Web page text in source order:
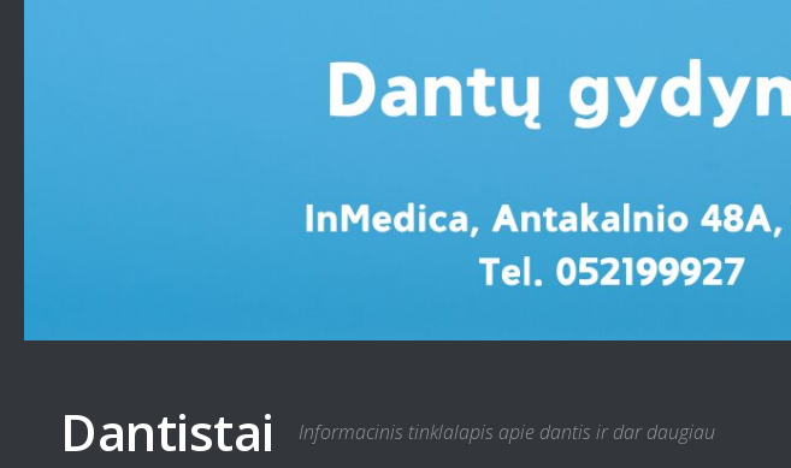
Dantistai Informacinis tinklalapis apie dantis ir dar daugiau